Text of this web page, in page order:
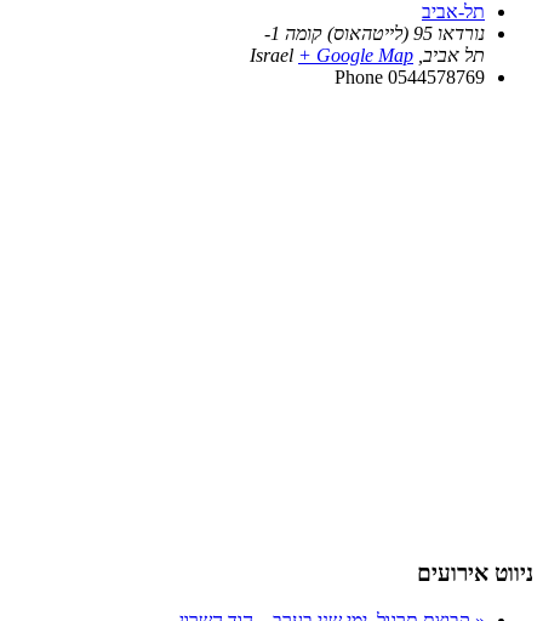
תל-אביב
נורדאו 95 (לייטהאוס) קומה 1-
תל אביב
Israel + Google Map
Phone 0544578769
ניווט אירועים